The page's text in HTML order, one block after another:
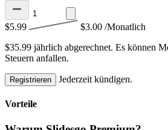
$5.99 $3.00 /Monatlich
$35.99 jährlich abgerechnet. Es können
Steuern anfallen.
Registrieren Jederzeit kündigen.
Vorteile